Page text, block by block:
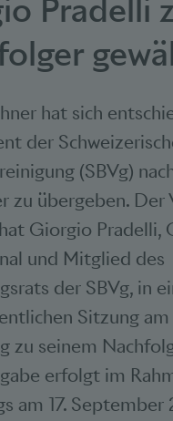
Pradelli
hat sich
der
(SBVg)
zu übergeben. Der
Giorgio Pradelli,
und Mitglied des
der SBVg, in
Sitzung am
zu seinem
erfolgt im
am 17.